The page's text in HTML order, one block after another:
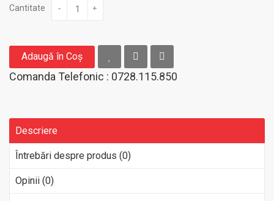
Cantitate - +
Adaugă în Coş
Comanda Telefonic : 0728.115.850
Descriere
Întrebări despre produs (0)
Opinii (0)